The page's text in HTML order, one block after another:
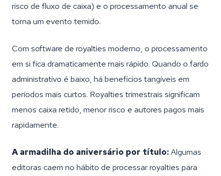
risco de fluxo de caixa) e o processamento anual se
torna um evento temido.
Com software de royalties moderno, o processamento
em si fica dramaticamente mais rápido. Quando o fardo
administrativo é baixo, há benefícios tangíveis em
períodos mais curtos. Royalties trimestrais significam
menos caixa retido, menor risco e autores pagos mais
rapidamente.
A armadilha do aniversário por título:Algumas
editoras caem no hábito de processar royalties para